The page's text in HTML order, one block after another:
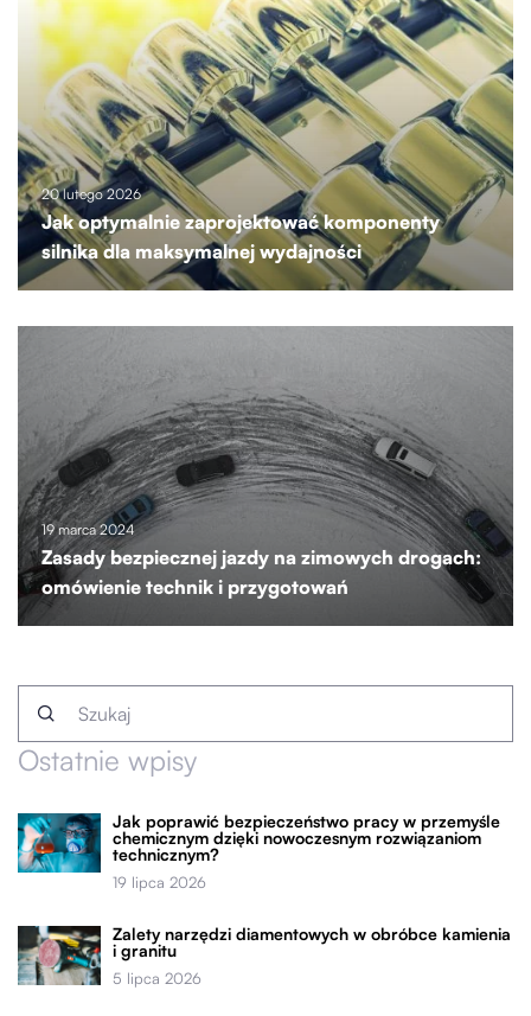
20 lutego 2026
Jak optymalnie zaprojektować komponenty
silnika dla maksymalnej wydajności
19 marca 2024
Zasady bezpiecznej jazdy na zimowych drogach:
omówienie technik i przygotowań
Ostatnie wpisy
Jak poprawić bezpieczeństwo pracy w przemyśle
chemicznym dzięki nowoczesnym rozwiązaniom
technicznym?
19 lipca 2026
Zalety narzędzi diamentowych w obróbce kamienia
i granitu
5 lipca 2026